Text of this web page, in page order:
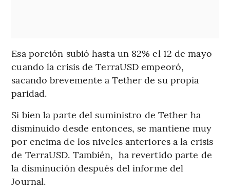
Esa porción subió hasta un 82% el 12 de mayo
cuando la crisis de TerraUSD empeoró,
sacando brevemente a Tether de su propia
paridad.
Si bien la parte del suministro de Tether ha
disminuido desde entonces, se mantiene muy
por encima de los niveles anteriores a la crisis
de TerraUSD. También, ha revertido parte de
la disminución después del informe del
Journal.